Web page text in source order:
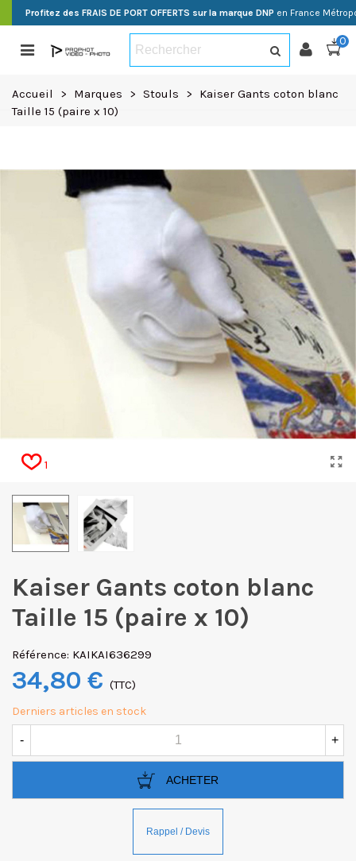
Profitez des FRAIS DE PORT OFFERTS sur la marque DNP en France
0
Accueil > Marques > Stouls >
Kaiser Gants coton blanc
Taille 15 (paire x 10)
1
Kaiser Gants coton blanc
Taille 15 (paire x 10)
Référence: KAIKAI636299
34,80 € (TTC)
Derniers articles en stock
- +
ACHETER